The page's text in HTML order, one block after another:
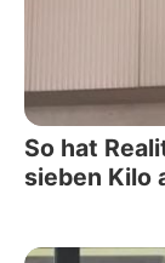
So hat
sieben Kilo